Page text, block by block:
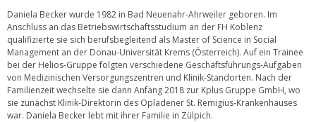
Daniela Becker wurde 1982 in Bad Neuenahr-Ahrweiler geboren. Im
Anschluss an das Betriebswirtschaftsstudium an der FH Koblenz
qualifizierte sie sich berufsbegleitend als Master of Science in Social
Management an der Donau-Universität Krems (Österreich). Auf ein Trainee
bei der Helios-Gruppe folgten verschiedene Geschäftsführungs-Aufgaben
von Medizinischen Versorgungszentren und Klinik-Standorten. Nach der
Familienzeit wechselte sie dann Anfang 2018 zur Kplus Gruppe GmbH, wo
sie zunächst Klinik-Direktorin des Opladener St. Remigius-Krankenhauses
war. Daniela Becker lebt mit ihrer Familie in Zülpich.